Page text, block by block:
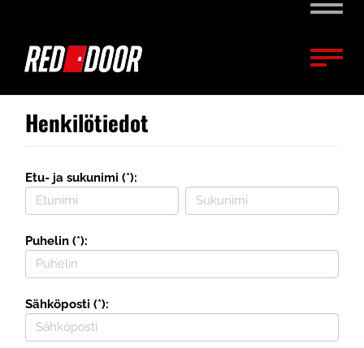
Henkilötiedot
Etu- ja sukunimi (*):
Puhelin (*):
Sähköposti (*):